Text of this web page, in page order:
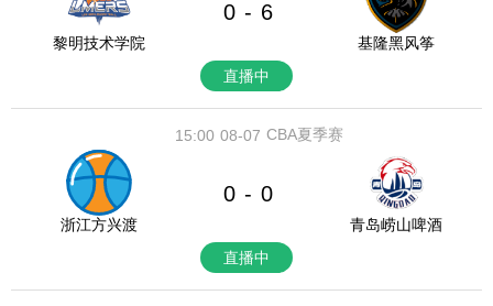
黎明技术学院
0 - 6
基隆黑风筝
直播中
08-07
15:00 CBA夏季赛
浙江方兴渡
0 - 0
青岛崂山啤酒
直播中